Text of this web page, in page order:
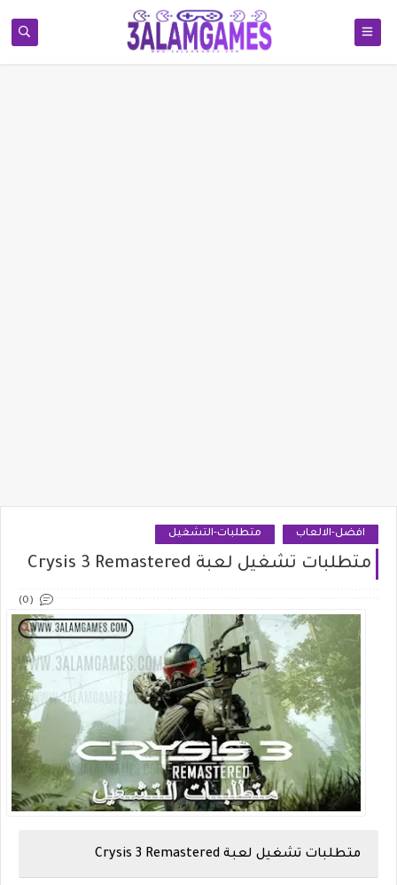
افضل-الالعاب متطلبات-التشغيل
متطلبات تشغيل لعبة Crysis 3 Remastered
(0)
متطلبات تشغيل لعبة Crysis 3 Remastered